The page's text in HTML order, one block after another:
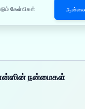
கேள்விகள்
நன்மைகள்